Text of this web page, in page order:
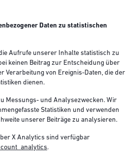
Daten zu statistischen
Aufrufe unserer Inhalte statistisch zu
keinen Beitrag zur Entscheidung über
Verarbeitung von Ereignis-Daten, die der
dienen.
Messungs- und Analysezwecken. Wir
Statistiken und verwenden
unserer Beiträge zu analysieren.
X Analytics sind verfügbar
.